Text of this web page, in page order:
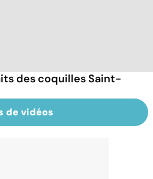
des coquilles Saint-
de vidéos